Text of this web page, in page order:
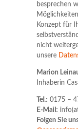
besprechen
Konzept für
nicht
unsere
Marion
Inhaberin
Tel.: 0175 –
E-Mail:
Folgen Sie